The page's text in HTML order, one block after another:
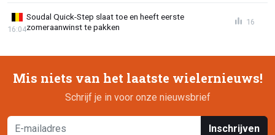
Soudal Quick-Step slaat toe en heeft eerste
zomeraanwinst te pakken
16:04
16
Mis niets van het laatste wielernieuws!
Schrijf je in voor onze nieuwsbrief
Inschrijven